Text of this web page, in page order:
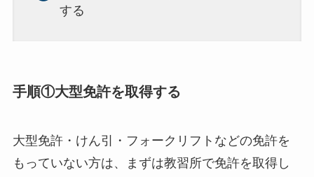
する
手順①大型免許を取得する
大型免許・けん引・フォークリフトなどの免許を
もっていない方は、まずは教習所で免許を取得し